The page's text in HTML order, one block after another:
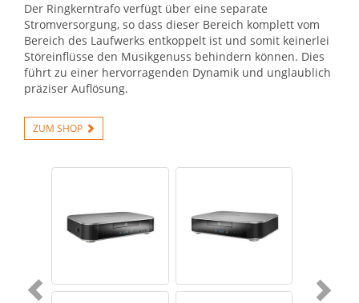
Der Ringkerntrafo verfügt über eine separate
Stromversorgung, so dass dieser Bereich komplett vom
Bereich des Laufwerks entkoppelt ist und somit keinerlei
Störeinflüsse den Musikgenuss behindern können. Dies
führt zu einer hervorragenden Dynamik und unglaublich
präziser Auflösung.
ZUM SHOP